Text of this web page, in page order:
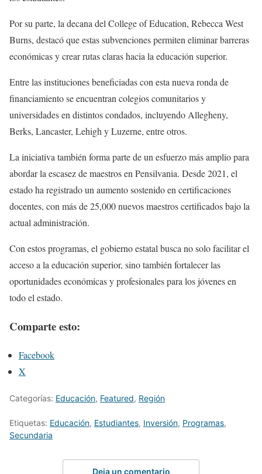
Por su parte, la decana del College of Education, Rebecca West
Burns, destacó que estas subvenciones permiten eliminar barreras
económicas y crear rutas claras hacia la educación superior.
Entre las instituciones beneficiadas con esta nueva ronda de
financiamiento se encuentran colegios comunitarios y
universidades en distintos condados, incluyendo Allegheny,
Berks, Lancaster, Lehigh y Luzerne, entre otros.
La iniciativa también forma parte de un esfuerzo más amplio para
abordar la escasez de maestros en Pensilvania. Desde 2021, el
estado ha registrado un aumento sostenido en certificaciones
docentes, con más de 25,000 nuevos maestros certificados bajo la
actual administración.
Con estos programas, el gobierno estatal busca no solo facilitar el
acceso a la educación superior, sino también fortalecer las
oportunidades económicas y profesionales para los jóvenes en
todo el estado.
Comparte esto:
Facebook
X
Categorías: Educación, Featured, Región
Etiquetas: Educación, Estudiantes, Inversión, Programas,
Secundaria
Deja un comentario